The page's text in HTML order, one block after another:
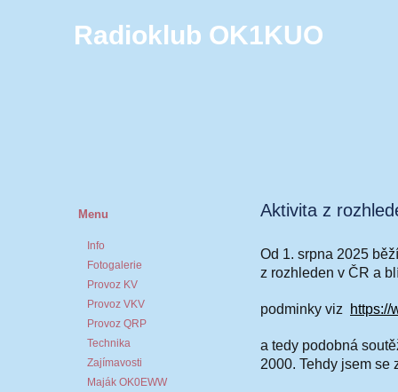
Radioklub OK1KUO
Menu
Info
Fotogalerie
Provoz KV
Provoz VKV
Provoz QRP
Technika
Zajímavosti
Maják OK0EWW
Aktivita z
Od 1. srpna 2025
z rozhleden v ČR a
podminky viz https://
a tedy podobná
2000. Tehdy jsem se